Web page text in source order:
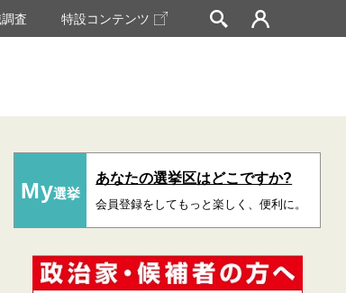
査 特設コンテンツ
My選挙
あなたの選挙区はどこですか?
会員登録をしてもっと楽しく、便利に。